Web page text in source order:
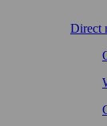
Direct